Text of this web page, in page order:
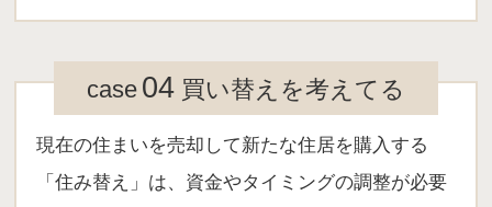
case 04 買い替えを考えてる
現在の住まいを売却して新たな住居を購入する
「住み替え」は、資金やタイミングの調整が必要